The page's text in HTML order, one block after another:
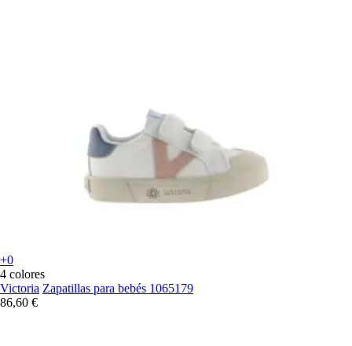
+0
4 colores
Victoria Zapatillas para bebés 1065179
86,60 €